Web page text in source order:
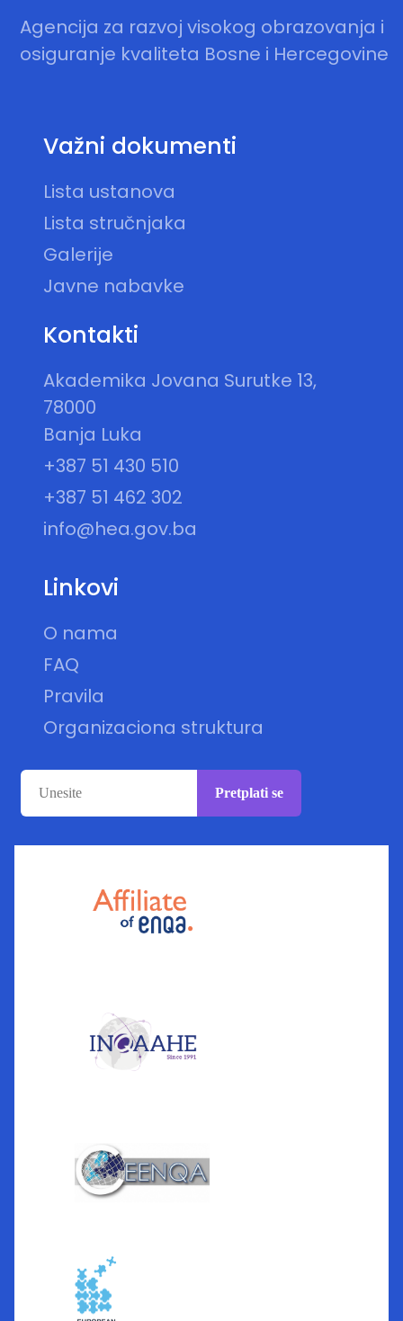
Agencija za razvoj visokog obrazovanja i
osiguranje kvaliteta Bosne i Hercegovine
Važni dokumenti
Lista ustanova
Lista stručnjaka
Galerije
Javne nabavke
Kontakti
Akademika Jovana Surutke 13,
78000
Banja Luka
+387 51 430 510
+387 51 462 302
info@hea.gov.ba
Linkovi
O nama
FAQ
Pravila
Organizaciona struktura
Pretplati se